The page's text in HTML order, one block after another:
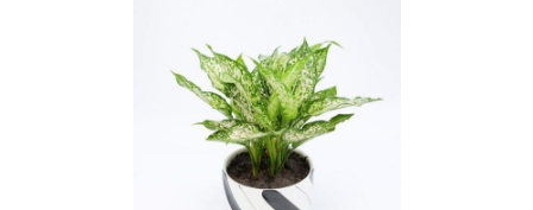
MUA HÀNG /
DETAILS